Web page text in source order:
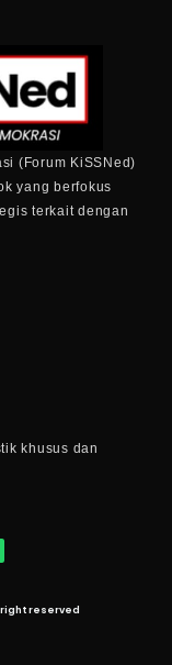
(Forum KiSSNed)
yang berfokus
terkait dengan
khusus dan
reserved